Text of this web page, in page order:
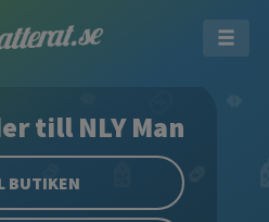
till NLY Man
BUTIKEN